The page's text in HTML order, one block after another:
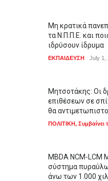
Μη κρατικά
τα Ν.Π.Π.Ε. και
ιδρύσουν ίδρυμα
ΕΚΠΑΙΔΕΥΣΗ July 1,
Μητσοτάκης: Οι
επιθέσεων σε
θα
ΠΟΛΙΤΙΚΗ, Συμβαίνει
MBDA NCM-LCM
σύστημα
άνω των 1.000